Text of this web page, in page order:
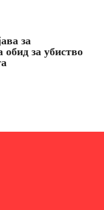
за
обид за убиство